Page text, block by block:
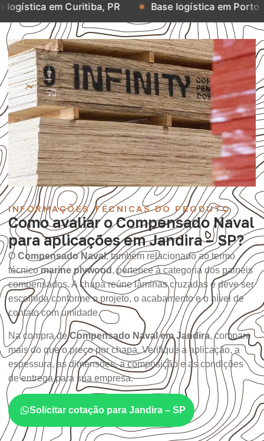
Curitiba, PR Base logística em Porto Alegre, RS
INFORMAÇÕES TÉCNICAS DO PRODUTO
Como avaliar o Compensado Naval
para aplicações em Jandira – SP?
O Compensado Naval, também relacionado ao termo
técnicomarine plywood , pertence à categoria dos painéis
compensados. A chapa reúne lâminas cruzadas e deve ser
escolhida conforme o projeto, o acabamento e o nível de
contato com umidade.
Na compra deCompensado Naval em Jandira, compare
mais do que o preço por chapa. Verifique a aplicação, a
espessura, as dimensões, a composição e as condições
de entrega para sua empresa.
Solicitar cotação para Jandira – SP